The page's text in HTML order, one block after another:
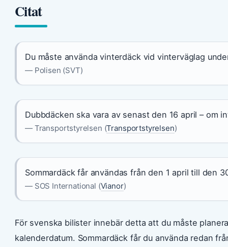
Citat
Du måste använda vinterdäck vid vinterväglag
— Polisen (SVT)
Dubbdäcken ska vara av senast den 16 april – om
— Transportstyrelsen (Transportstyrelsen)
Sommardäck får användas från den 1 april till den
— SOS International (Vianor)
För svenska bilister innebär detta att du måste
kalenderdatum. Sommardäck får du använda redan